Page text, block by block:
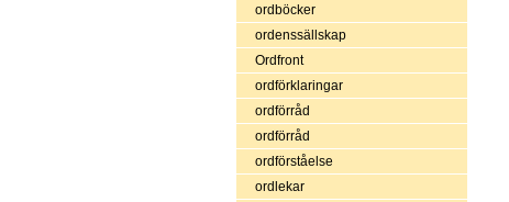
ordböcker
ordenssällskap
Ordfront
ordförklaringar
ordförråd
ordförråd
ordförståelse
ordlekar